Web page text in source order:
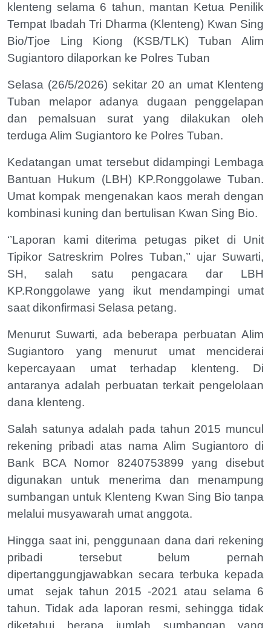
klenteng selama 6 tahun, mantan Ketua Penilik
Tempat Ibadah Tri Dharma (Klenteng) Kwan Sing
Bio/Tjoe Ling Kiong (KSB/TLK) Tuban Alim
Sugiantoro dilaporkan ke Polres Tuban
Selasa (26/5/2026) sekitar 20 an umat Klenteng
Tuban melapor adanya dugaan penggelapan
dan pemalsuan surat yang dilakukan oleh
terduga Alim Sugiantoro ke Polres Tuban.
Kedatangan umat tersebut didampingi Lembaga
Bantuan Hukum (LBH) KP.Ronggolawe Tuban.
Umat kompak mengenakan kaos merah dengan
kombinasi kuning dan bertulisan Kwan Sing Bio.
‘’Laporan kami diterima petugas piket di Unit
Tipikor Satreskrim Polres Tuban,’’ ujar Suwarti,
SH, salah satu pengacara dar LBH
KP.Ronggolawe yang ikut mendampingi umat
saat dikonfirmasi Selasa petang.
Menurut Suwarti, ada beberapa perbuatan Alim
Sugiantoro yang menurut umat menciderai
kepercayaan umat terhadap klenteng. Di
antaranya adalah perbuatan terkait pengelolaan
dana klenteng.
Salah satunya adalah pada tahun 2015 muncul
rekening pribadi atas nama Alim Sugiantoro di
Bank BCA Nomor 8240753899 yang disebut
digunakan untuk menerima dan menampung
sumbangan untuk Klenteng Kwan Sing Bio tanpa
melalui musyawarah umat anggota.
Hingga saat ini, penggunaan dana dari rekening
pribadi tersebut belum pernah
dipertanggungjawabkan secara terbuka kepada
umat
sejak tahun 2015 -2021 atau selama 6
tahun. Tidak ada laporan resmi, sehingga tidak
diketahui berapa jumlah sumbangan yang